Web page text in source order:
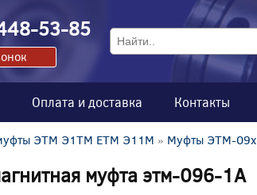
53-85
Оплата и доставка Контакты
ЭТМ Э1ТМ ETM Э11М » Муфты ЭТМ-09x
муфта этм-096-1А